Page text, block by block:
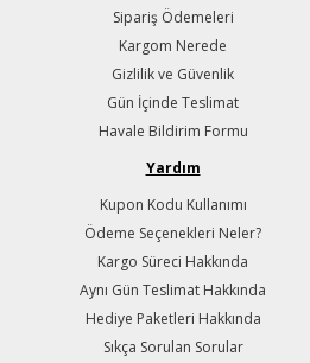
Sipariş Ödemeleri
Kargom Nerede
Gizlilik ve Güvenlik
Gün İçinde Teslimat
Havale Bildirim Formu
Yardım
Kupon Kodu Kullanımı
Ödeme Seçenekleri Neler?
Kargo Süreci Hakkında
Aynı Gün Teslimat Hakkında
Hediye Paketleri Hakkında
Sıkça Sorulan Sorular